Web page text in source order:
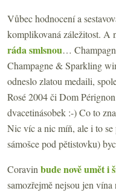
Vůbec hodnocení a
komplikovaná záležitost. A
ráda smlsnou…
Champagne & Sparkling
odneslo zlatou medaili,
Rosé 2004 či Dom
dvacetinásobek :-) Co to
Nic víc a nic míň, ale i to
sámošce pod pětistovku)
Coravin bude nově umět i
samozřejmě nejsou jen